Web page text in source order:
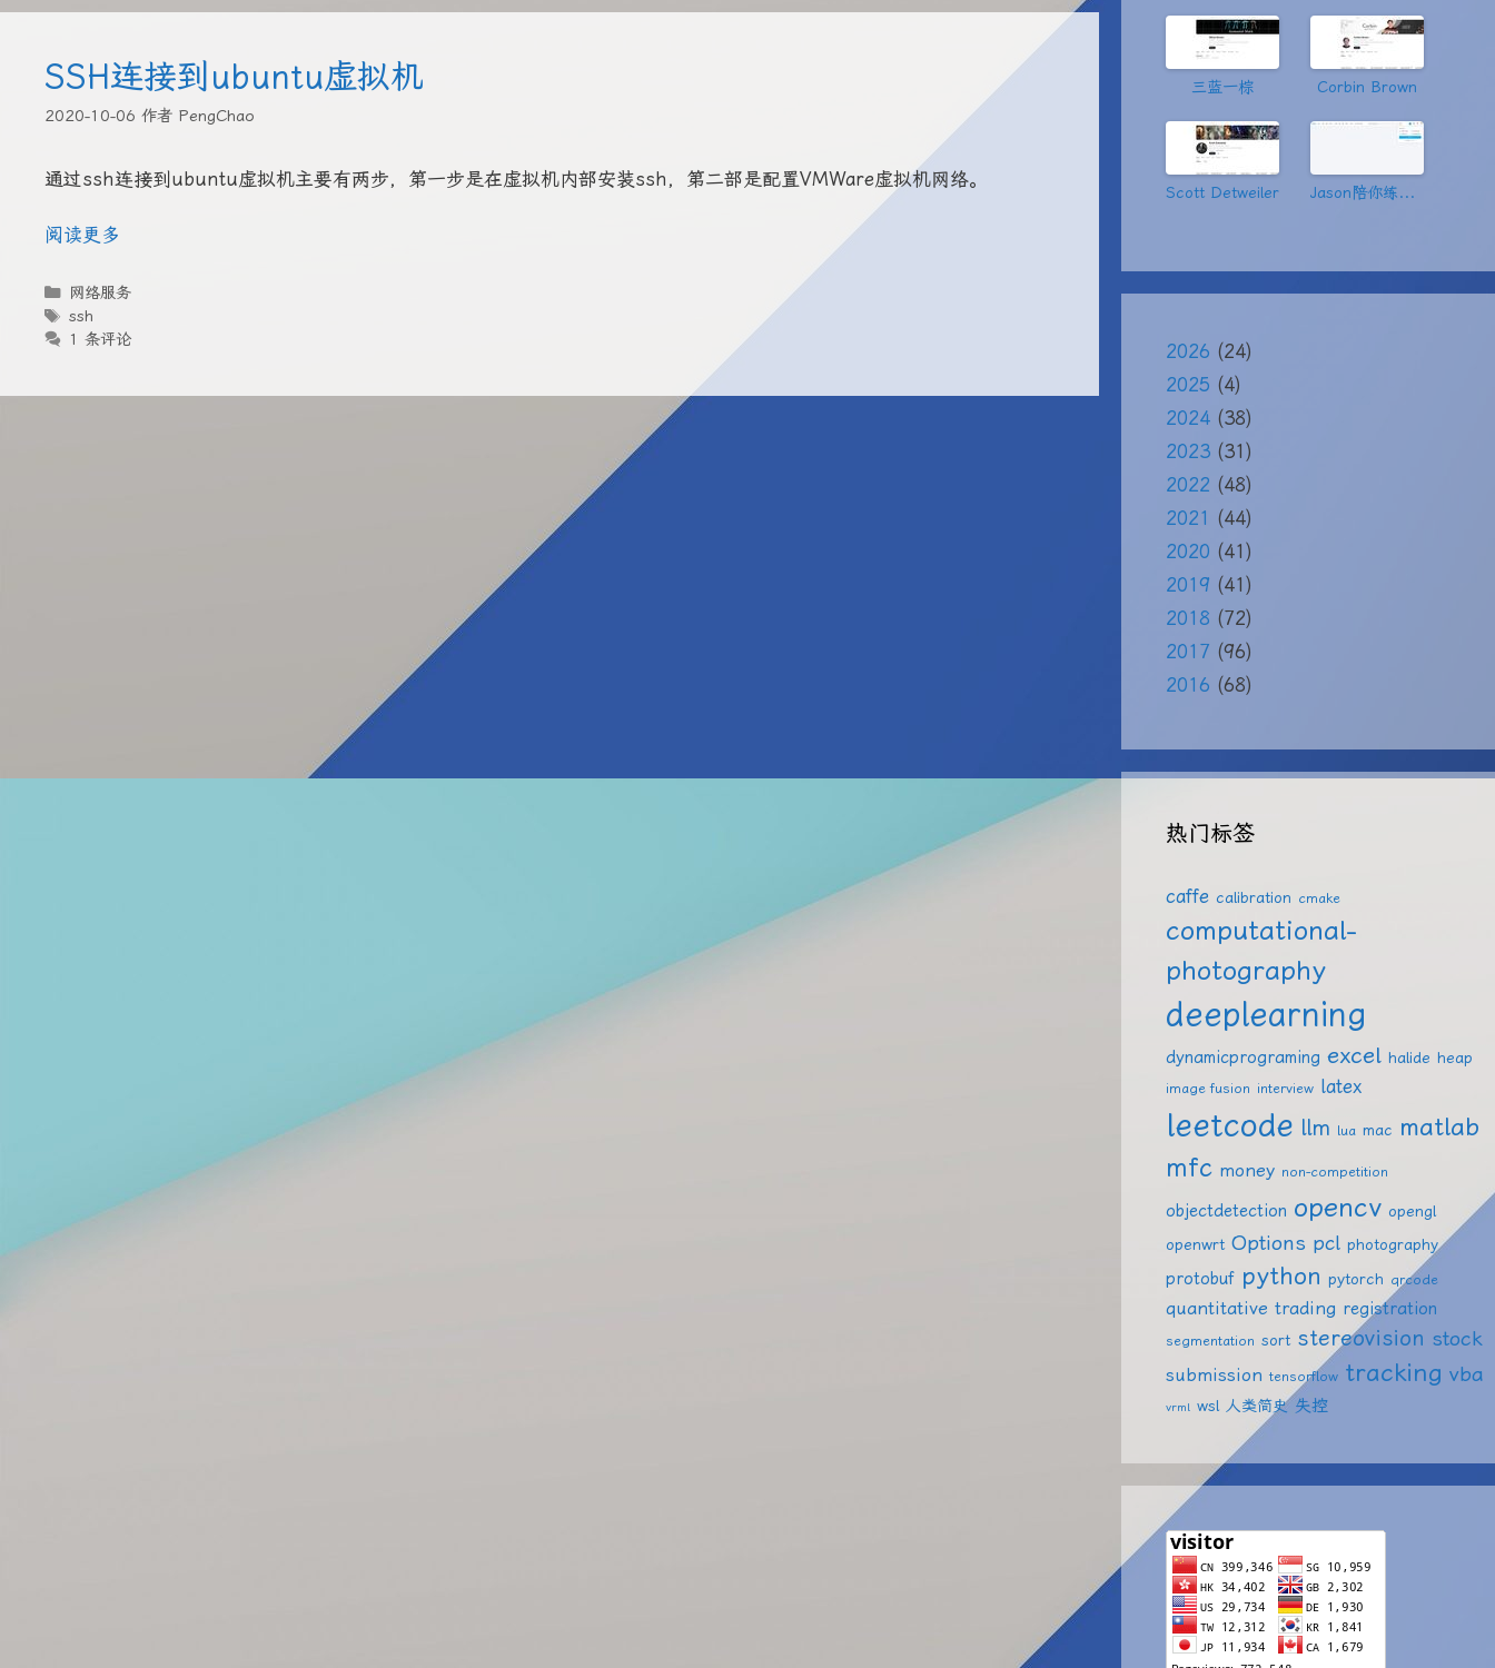
SSH连接到ubuntu虚拟机
2020-10-06 作者 PengChao
通过ssh连接到ubuntu虚拟机主要有两步，第一步是在虚拟机内部安装ssh，第二部是配置VMWare虚拟机网络。
阅读更多
分
类
网络服务
标
签
ssh
1 条评论
三蓝一棕 Corbin Brown
Scott Detweiler Jason陪你练绝技
2026 (24)
2025 (4)
2024 (38)
2023 (31)
2022 (48)
2021 (44)
2020 (41)
2019 (41)
2018 (72)
2017 (96)
2016 (68)
热门标签
caffe calibration cmake
computational-
photography
deeplearning
dynamicprograming excel halide heap
image fusion interview latex
leetcode llm lua mac matlab
mfc money non-competition
objectdetection opencv opengl
openwrt Options pcl photography
protobuf python pytorch qrcode
quantitative trading registration
segmentation sort stereovision stock
submission tensorflow tracking vba
vrml wsl 人类简史 失控